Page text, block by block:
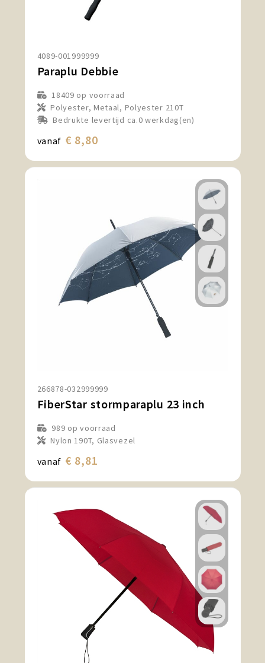
4089-001999999
Paraplu Debbie
18409 op voorraad
Polyester, Metaal, Polyester 210T
Bedrukte levertijd ca.0 werkdag(en)
vanaf € 8,80
266878-032999999
FiberStar stormparaplu 23 inch
989 op voorraad
Nylon 190T, Glasvezel
vanaf € 8,81